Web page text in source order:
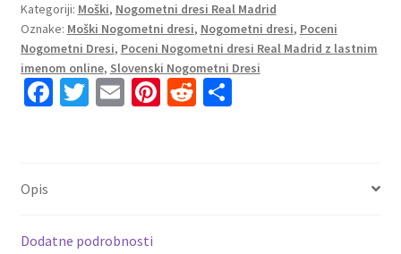
Gostujoči
2023
Kratek
Rokav
+
21
Kategoriji: Moški, Nogometni dresi Real Madrid
Oznake: Moški Nogometni dresi, Nogometni dresi, Poceni
Nogometni Dresi, Poceni Nogometni dresi Real Madrid z lastnim
imenom online, Slovenski Nogometni Dresi
Fa
k
T E Pi R S
Opis
Dodatne podrobnosti